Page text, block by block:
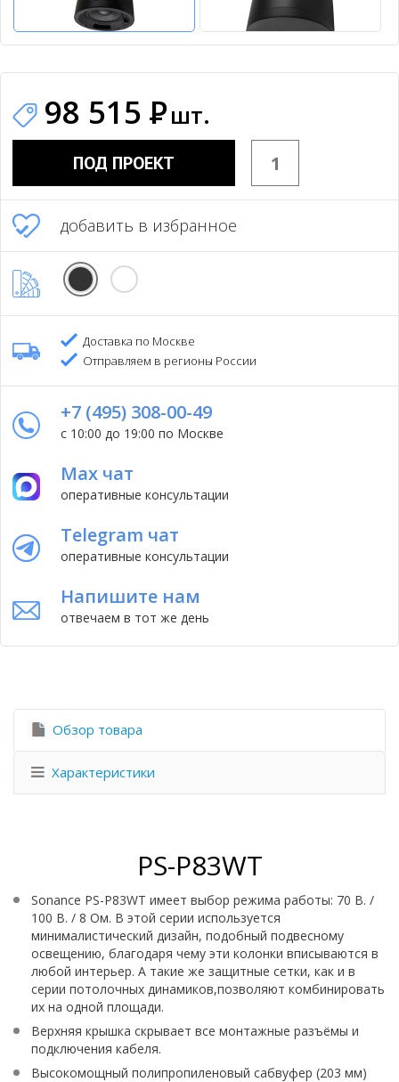
98 515 Ршт.
ПОД ПРОЕКТ
добавить в избранное
Доставка по Москве
Отправляем в регионы России
+7 (495) 308-00-49
с 10:00 до 19:00 по Москве
Max чат
оперативные консультации
Telegram чат
оперативные консультации
Напишите нам
отвечаем в тот же день
Обзор товара
Характеристики
PS-P83WT
Sonance PS-P83WT имеет выбор режима работы: 70 В. /
100 В. / 8 Ом. В этой серии используется
минималистический дизайн, подобный подвесному
освещению, благодаря чему эти колонки вписываются в
любой интерьер. А такие же защитные сетки, как и в
серии потолочных динамиков,позволяют комбинировать
их на одной площади.
Верхняя крышка скрывает все монтажные разъёмы и
подключения кабеля.
Высокомощный полипропиленовый сабвуфер (203 мм)